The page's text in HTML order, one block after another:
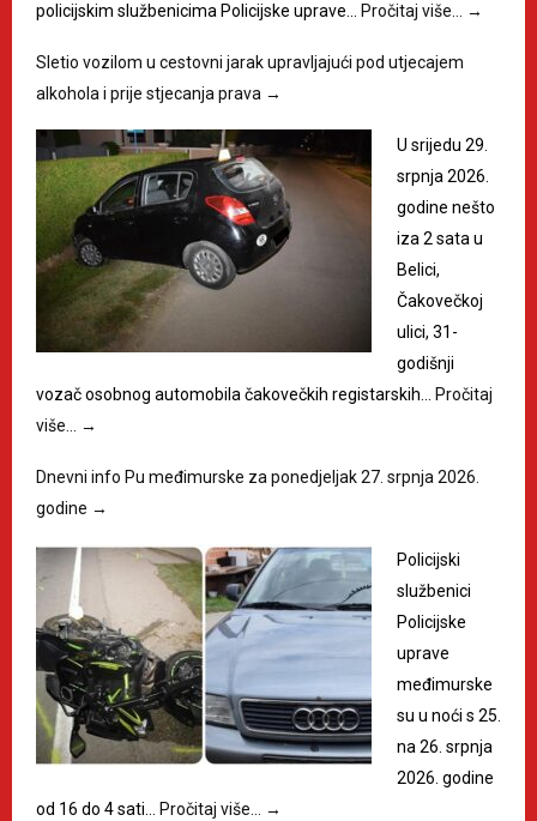
policijskim službenicima Policijske uprave…
Pročitaj više… →
Sletio vozilom u cestovni jarak upravljajući pod utjecajem
alkohola i prije stjecanja prava →
U srijedu 29.
srpnja 2026.
godine nešto
iza 2 sata u
Belici,
Čakovečkoj
ulici, 31-
godišnji
vozač osobnog automobila čakovečkih registarskih…
Pročitaj
više…
→
Dnevni info Pu međimurske za ponedjeljak 27. srpnja 2026.
godine →
Policijski
službenici
Policijske
uprave
međimurske
su u noći s 25.
na 26. srpnja
2026. godine
od 16 do 4 sati…
Pročitaj više… →